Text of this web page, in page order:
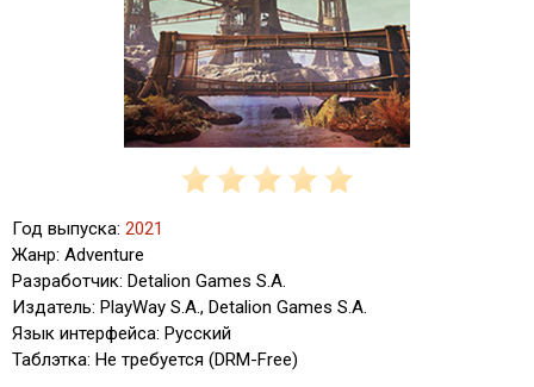
Год выпуска: 2021
Жанр: Adventure
Разработчик: Detalion Games S.A.
Издатель: PlayWay S.A., Detalion Games S.A.
Язык интерфейса: Русский
Таблэтка: Не требуется (DRM-Free)